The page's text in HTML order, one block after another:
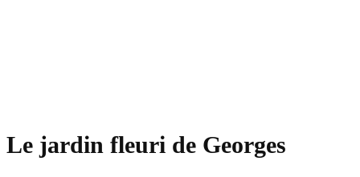
Le jardin fleuri de Georges